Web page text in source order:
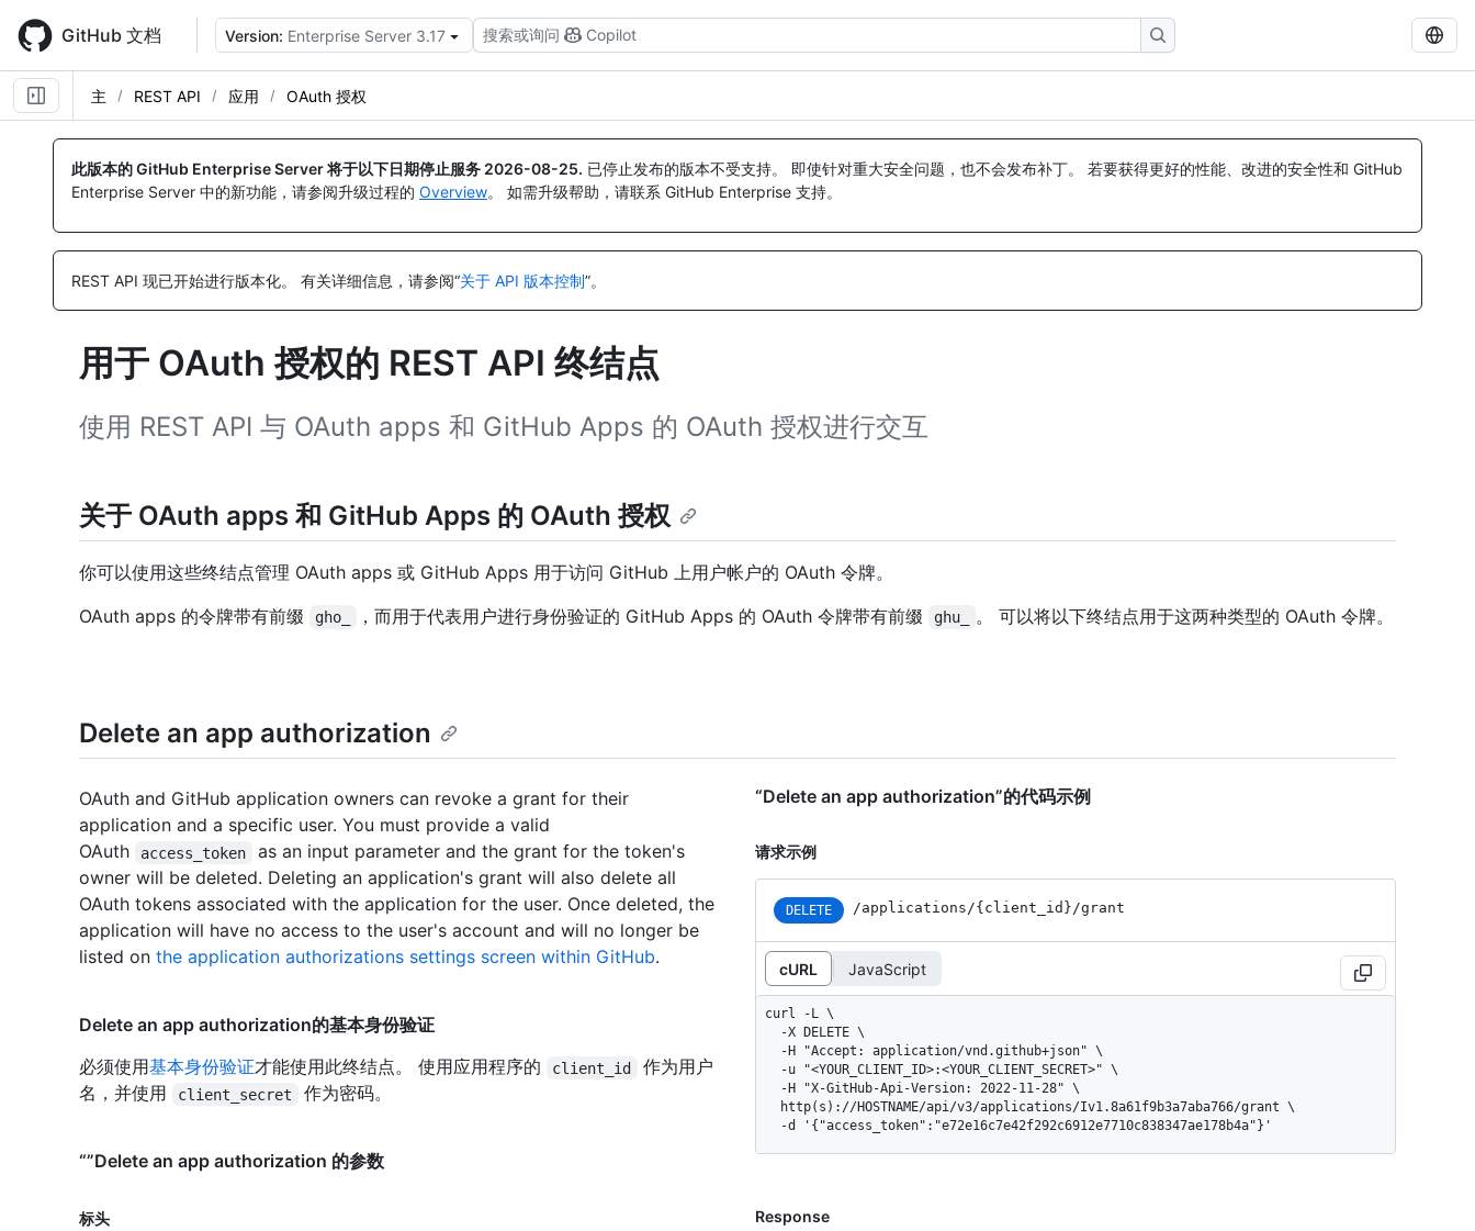
main
content
GitHub 文档 Version: Enterprise Server 3.17 搜索或询问 Copilot
主 REST API 应用 OAuth 授权
此版本的 GitHub Enterprise Server 将于以下日期停止服务 2026-08-25. 已停止发布的版本不受支持。 即使针对重大安全问题，也不会发布补丁。 若要获得更好的性能、改进的安全性和 GitHub
Enterprise Server 中的新功能，请参阅升级过程的 Overview。 如需升级帮助，请联系 GitHub Enterprise 支持。
REST API 现已开始进行版本化。 有关详细信息，请参阅“关于 API 版本控制”。
用于 OAuth 授权的 REST API 终结点
使用 REST API 与 OAuth apps 和 GitHub Apps 的 OAuth 授权进行交互
关于 OAuth apps 和 GitHub Apps 的 OAuth 授权
你可以使用这些终结点管理 OAuth apps 或 GitHub Apps 用于访问 GitHub 上用户帐户的 OAuth 令牌。
OAuth apps 的令牌带有前缀
gho_ ，而用于代表用户进行身份验证的 GitHub Apps 的 OAuth 令牌带有前缀 ghu_ 。 可以将以下终结点用于这两种类型的 OAuth 令牌。
Delete an app authorization
OAuth and GitHub application owners can revoke a grant for their
application and a specific user. You must provide a valid
OAuth
access_token
as an input parameter and the grant for the token's
owner will be deleted. Deleting an application's grant will also delete all
OAuth tokens associated with the application for the user. Once deleted, the
application will have no access to the user's account and will no longer be
listed on the application authorizations settings screen within GitHub.
Delete an app authorization的基本身份验证
必须使用基本身份验证才能使用此终结点。 使用应用程序的 client_id
作为用户
名，并使用
client_secret 作为密码。
“”Delete an app authorization 的参数
标头
名
称,
类
说
明
名
称,
类
说
明
名
称,
类
说
明
“Delete an app authorization”的代码示例
请求示例
DELETE /applications/{client_ id}/grant
cURL JavaScript
curl -L \
  -d '{"access_token":"e72e16c7e42f292c6912e7710c838347ae178b4a"}'
Response
名
称,
类
说
明
名
称,
类
说
明
名
称,
类
说
明
名
称,
类
说
明
名
称,
类
说
明
名
称,
类
说
明
名
称,
类
说
明
名
称,
类
说
明
名
称,
类
说
明